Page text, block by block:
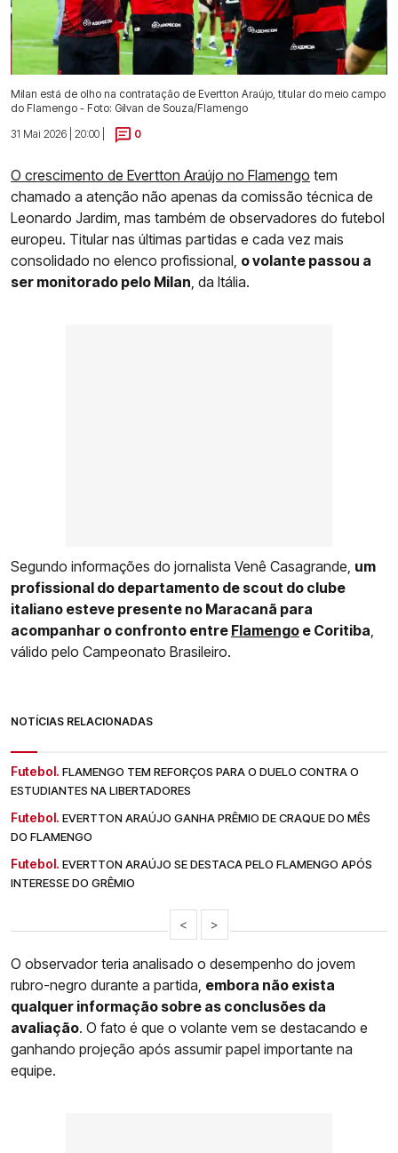
Milan está de olho na contratação de Evertton Araújo, titular do meio campo
do Flamengo - Foto: Gilvan de Souza/Flamengo
31 Mai 2026 | 20:00 |
0
O crescimento de Evertton Araújo no Flamengo tem
chamado a atenção não apenas da comissão técnica de
Leonardo Jardim, mas também de observadores do futebol
europeu. Titular nas últimas partidas e cada vez mais
consolidado no elenco profissional, o volante passou a
ser monitorado pelo Milan , da Itália.
Segundo informações do jornalista Venê Casagrande, um
profissional do departamento de scout do clube
italiano esteve presente no Maracanã para
acompanhar o confronto entre Flamengo e Coritiba
válido pelo Campeonato Brasileiro.
NOTÍCIAS RELACIONADAS
Futebol. FLAMENGO TEM REFORÇOS PARA O DUELO CONTRA O
ESTUDIANTES NA LIBERTADORES
Futebol. EVERTTON ARAÚJO GANHA PRÊMIO DE CRAQUE DO MÊS
DO FLAMENGO
Futebol. EVERTTON ARAÚJO SE DESTACA PELO FLAMENGO APÓS
INTERESSE DO GRÊMIO
< >
O observador teria analisado o desempenho do jovem
rubro-negro durante a partida, embora não exista
qualquer informação sobre as conclusões da
avaliação. O fato é que o volante vem se destacando e
ganhando projeção após assumir papel importante na
equipe.